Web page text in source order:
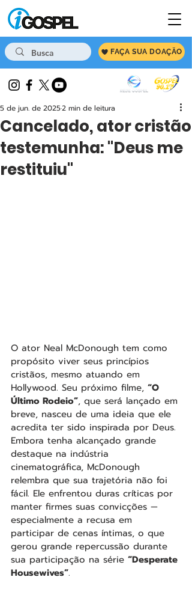
FAÇA SUA DOAÇÃO
Cancelado, ator cristão
testemunha: "Deus me
restituiu"
5 de jun. de 20252 min de leitura
O ator Neal McDonough tem como
propósito viver seus princípios
cristãos, mesmo atuando em
Hollywood. Seu próximo filme, “O
Último Rodeio”, que será lançado em
breve, nasceu de uma ideia que ele
acredita ter sido inspirada por Deus.
Embora tenha alcançado grande
destaque na indústria
cinematográfica, McDonough
relembra que sua trajetória não foi
fácil. Ele enfrentou duras críticas por
manter firmes suas convicções —
especialmente a recusa em
participar de cenas íntimas, o que
gerou grande repercussão durante
sua participação na série “Desperate
Housewives”.